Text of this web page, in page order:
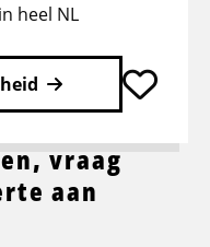
heel NL
vraag
aan